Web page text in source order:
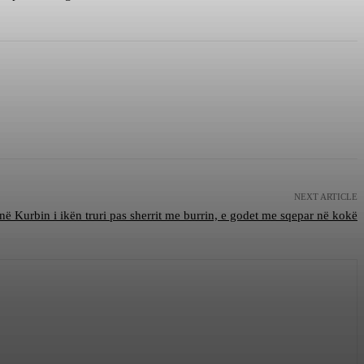
NEXT ARTICLE
Kurbin i ikën truri pas sherrit me burrin, e godet me sqepar në kokë